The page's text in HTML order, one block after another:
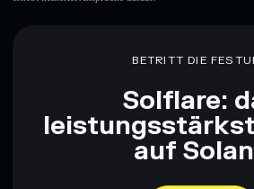
BETRITT DIE
Solflare:
auf